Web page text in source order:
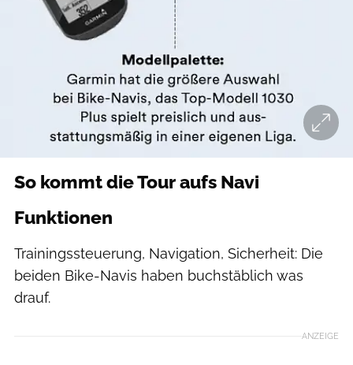
So kommt die Tour aufs Navi
Funktionen
Trainingssteuerung, Navigation, Sicherheit: Die
beiden Bike-Navis haben buchstäblich was
drauf.
ANZEIGE